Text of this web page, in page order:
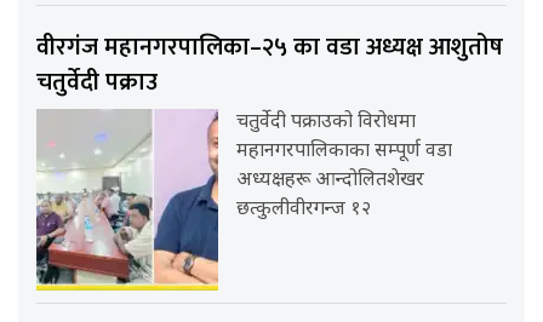
वीरगंज महानगरपालिका–२५ का वडा अध्यक्ष आशुतोष
चतुर्वेदी पक्राउ
चतुर्वेदी पक्राउको विरोधमा
महानगरपालिकाका सम्पूर्ण वडा
अध्यक्षहरू आन्दोलितशेखर
छत्कुलीवीरगन्ज १२